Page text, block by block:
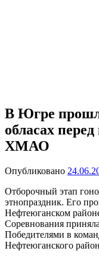
В Югре
обласах
ХМАО
Опубликовано
Отборочный этап
этнопраздник. Его
Нефтеюганском
Соревнования
Победителями в
Нефтеюганского